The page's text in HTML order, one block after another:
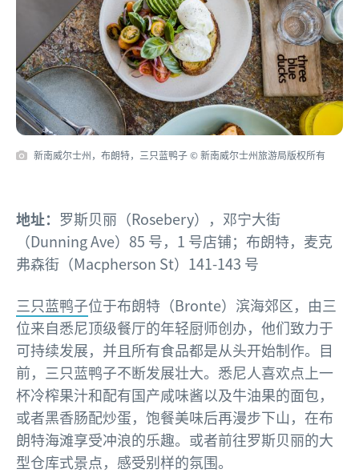
新南威尔士州，布朗特，三只蓝鸭子 © 新南威尔士州旅游局版权所有
地址： 罗斯贝丽（Rosebery），邓宁大街
（Dunning Ave）85 号，1 号店铺；布朗特，麦克
弗森街（Macpherson St）141-143 号
三只蓝鸭子位于布朗特（Bronte）滨海郊区，由三
位来自悉尼顶级餐厅的年轻厨师创办，他们致力于
可持续发展，并且所有食品都是从头开始制作。目
前，三只蓝鸭子不断发展壮大。悉尼人喜欢点上一
杯冷榨果汁和配有国产咸味酱以及牛油果的面包，
或者黑香肠配炒蛋，饱餐美味后再漫步下山，在布
朗特海滩享受冲浪的乐趣。或者前往罗斯贝丽的大
型仓库式景点，感受别样的氛围。